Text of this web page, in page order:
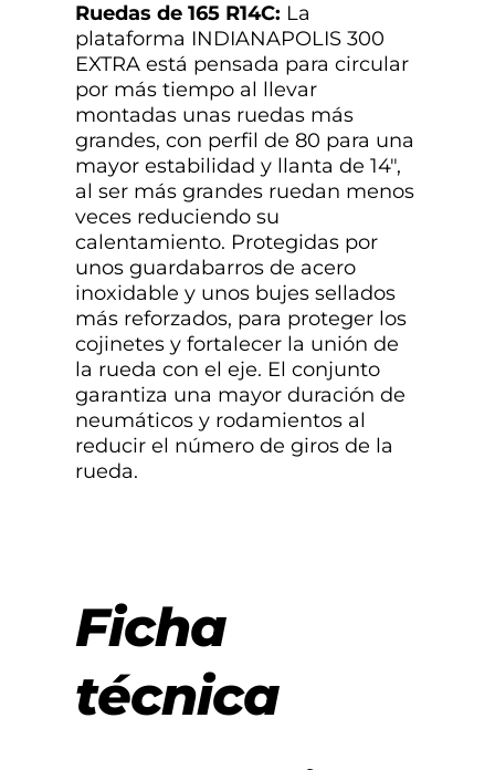
Ruedas de 165 R14C: La
plataforma INDIANAPOLIS 300
EXTRA está pensada para circular
por más tiempo al llevar
montadas unas ruedas más
grandes, con perfil de 80 para una
mayor estabilidad y llanta de 14″,
al ser más grandes ruedan menos
veces reduciendo su
calentamiento. Protegidas por
unos guardabarros de acero
inoxidable y unos bujes sellados
más reforzados, para proteger los
cojinetes y fortalecer la unión de
la rueda con el eje. El conjunto
garantiza una mayor duración de
neumáticos y rodamientos al
reducir el número de giros de la
rueda.
Ficha
técnica